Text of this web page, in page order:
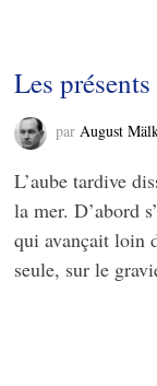
Les
parAugust
L’aube tardive
la mer. D’abord
qui avançait loin
seule, sur le